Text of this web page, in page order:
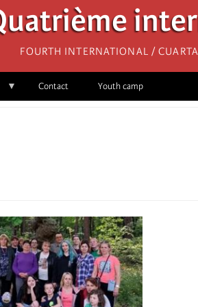
Fourth International /
Contact Youth camp